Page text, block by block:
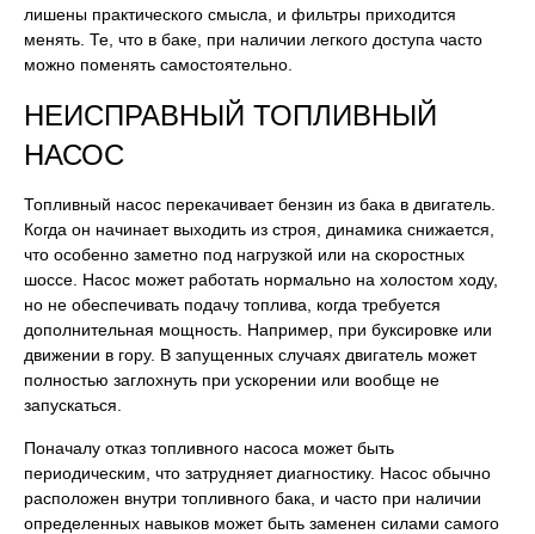
лишены практического смысла, и фильтры приходится
менять. Те, что в баке, при наличии легкого доступа часто
можно поменять самостоятельно.
НЕИСПРАВНЫЙ ТОПЛИВНЫЙ
НАСОС
Топливный насос перекачивает бензин из бака в двигатель.
Когда он начинает выходить из строя, динамика снижается,
что особенно заметно под нагрузкой или на скоростных
шоссе. Насос может работать нормально на холостом ходу,
но не обеспечивать подачу топлива, когда требуется
дополнительная мощность. Например, при буксировке или
движении в гору. В запущенных случаях двигатель может
полностью заглохнуть при ускорении или вообще не
запускаться.
Поначалу отказ топливного насоса может быть
периодическим, что затрудняет диагностику. Насос обычно
расположен внутри топливного бака, и часто при наличии
определенных навыков может быть заменен силами самого